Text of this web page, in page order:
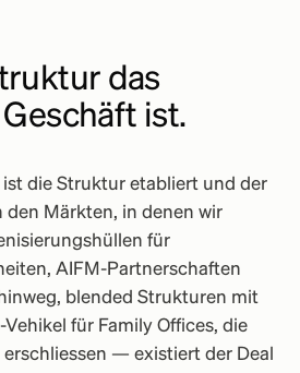
das
ist.
ist die Struktur etabliert und der
den Märkten, in denen wir
für
AIFM-Partnerschaften
blended Strukturen mit
Vehikel für Family Offices, die
— existiert der Deal